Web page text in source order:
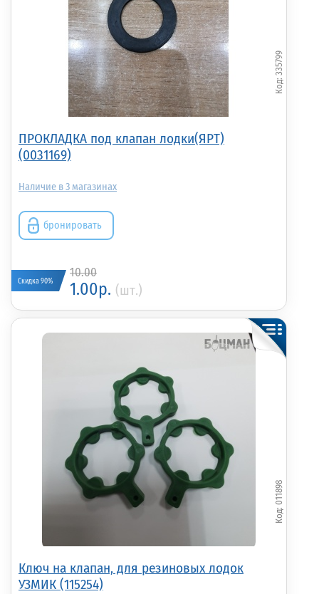
ПРОКЛАДКА под клапан лодки(ЯРТ)
(0031169)
335799
3
бронировать
Скидка 90%
10.00
1.00р. (шт.)
Ключ на клапан, для резиновых лодок
УЗМИК (115254)
011898